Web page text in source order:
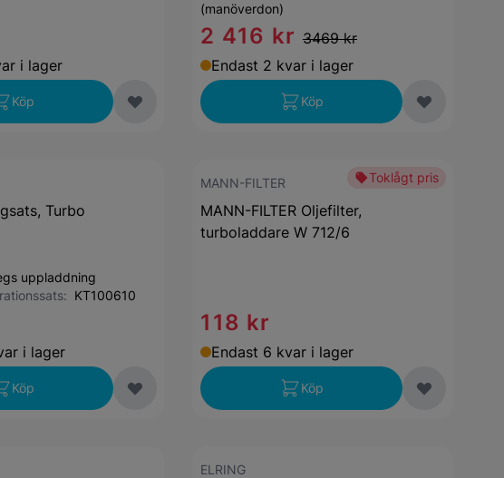
i lager
Köp
(manöverdon)
2 416 kr 3469 kr
Endast 2 kvar i lager
Köp
Turbo
uppladdning
KT100610
i lager
Köp
Toklågt pris
MANN-FILTER
MANN-FILTER Oljefilter,
turboladdare W 712/6
118 kr
Endast 6 kvar i lager
Köp
ELRING